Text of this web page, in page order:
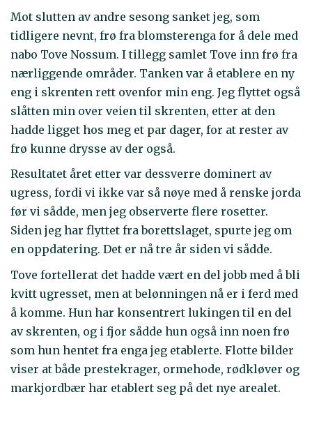
Mot slutten av andre sesong sanket jeg, som
tidligere nevnt, frø fra blomsterenga for å dele med
nabo Tove Nossum. I tillegg samlet Tove inn frø fra
nærliggende områder. Tanken var å etablere en ny
eng i skrenten rett ovenfor min eng. Jeg flyttet også
slåtten min over veien til skrenten, etter at den
hadde ligget hos meg et par dager, for at rester av
frø kunne drysse av der også.
Resultatet året etter var dessverre dominert av
ugress, fordi vi ikke var så nøye med å renske jorda
før vi sådde, men jeg observerte flere rosetter.
Siden jeg har flyttet fra borettslaget, spurte jeg om
en oppdatering. Det er nå tre år siden vi sådde.
Tove fortellerat det hadde vært en del jobb med å bli
kvitt ugresset, men at belønningen nå er i ferd med
å komme. Hun har konsentrert lukingen til en del
av skrenten, og i fjor sådde hun også inn noen frø
som hun hentet fra enga jeg etablerte. Flotte bilder
viser at både prestekrager, ormehode, rødkløver og
markjordbær har etablert seg på det nye arealet.